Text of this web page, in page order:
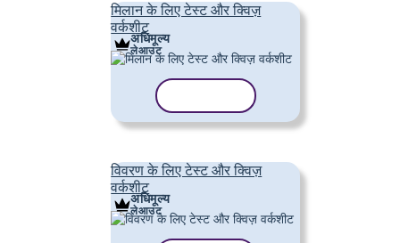
मिलान के लिए टेस्ट और क्विज़
वर्कशीट
अधिमूल्य
लेआउट
विवरण के लिए टेस्ट और क्विज़
वर्कशीट
अधिमूल्य
लेआउट